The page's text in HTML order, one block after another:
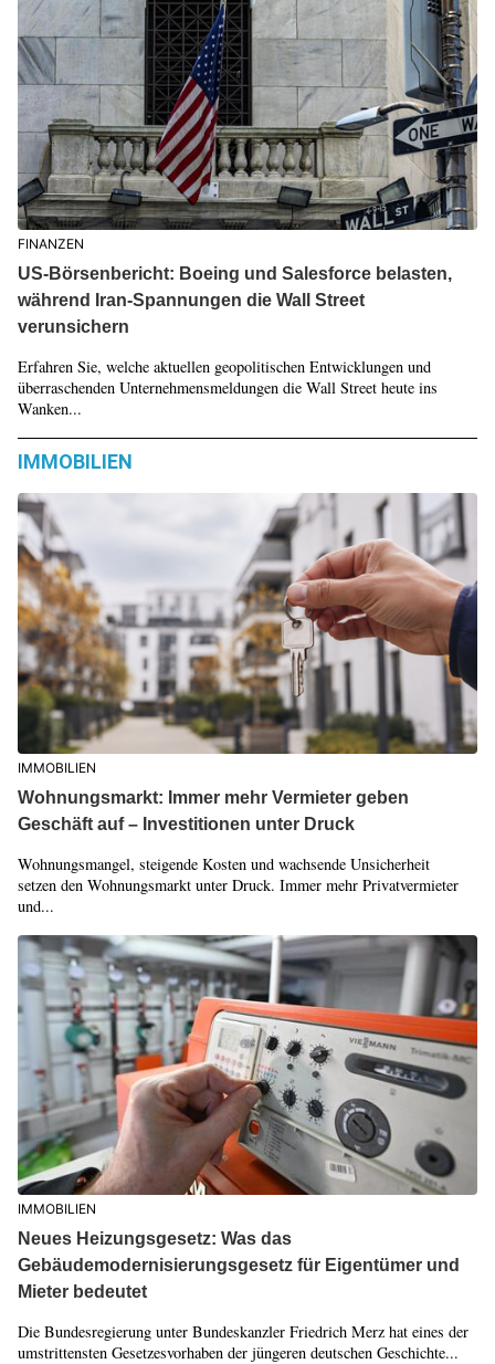
FINANZEN
US-Börsenbericht: Boeing und Salesforce belasten,
während Iran-Spannungen die Wall Street
verunsichern
Erfahren Sie, welche aktuellen geopolitischen Entwicklungen und
überraschenden Unternehmensmeldungen die Wall Street heute ins
Wanken...
IMMOBILIEN
IMMOBILIEN
Wohnungsmarkt: Immer mehr Vermieter geben
Geschäft auf – Investitionen unter Druck
Wohnungsmangel, steigende Kosten und wachsende Unsicherheit
setzen den Wohnungsmarkt unter Druck. Immer mehr Privatvermieter
und...
IMMOBILIEN
Neues Heizungsgesetz: Was das
Gebäudemodernisierungsgesetz für Eigentümer und
Mieter bedeutet
Die Bundesregierung unter Bundeskanzler Friedrich Merz hat eines der
umstrittensten Gesetzesvorhaben der jüngeren deutschen Geschichte...